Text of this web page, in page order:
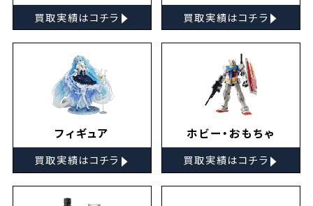
買取実績はコチラ ▸ 買取実績はコチラ ▸
フィギュア
買取実績はコチラ ▸
ホビー・おもちゃ
買取実績はコチラ ▸